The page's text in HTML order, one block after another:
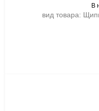
В
вид товара: